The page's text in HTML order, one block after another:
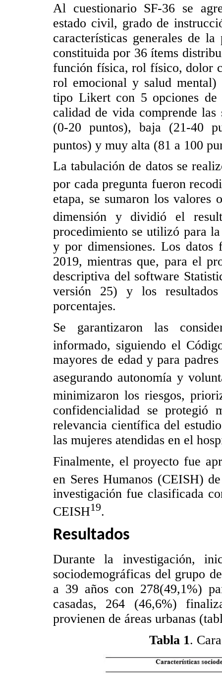
Al cuestionario SF-36 se
estado civil, grado de
características generales de
constituida por 36 ítems
función física, rol físico, dolor
rol emocional y salud mental)
tipo Likert con 5 opciones
calidad de vida comprende
(0-20 puntos), baja (21-40
puntos) y muy alta (81 a 100
La tabulación de datos se
por cada pregunta fueron
etapa, se sumaron los valores
dimensión y dividió el
procedimiento se utilizó para
y por dimensiones. Los
2019, mientras que, para el
descriptiva del software
versión 25) y los
porcentajes.
Se garantizaron las
informado, siguiendo el
mayores de edad y para
asegurando autonomía y
minimizaron los riesgos,
confidencialidad se protegió
relevancia científica del
las mujeres atendidas en el
Finalmente, el proyecto fue
en Seres Humanos (CEISH)
investigación fue clasificada
CEISH19.
Resultados
Durante la investigación,
sociodemográficas del grupo
a 39 años con 278(49,1%)
casadas, 264 (46,6%)
provienen de áreas urbanas
Tabla 1.